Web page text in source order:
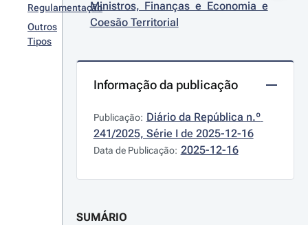
Regulamentação
Outros
Tipos
Ministros, Finanças e Economia e
Coesão Territorial
Informação da publicação
Publicação: Diário da República n.º
241/2025, Série I de 2025-12-16
Data de Publicação: 2025-12-16
SUMÁRIO